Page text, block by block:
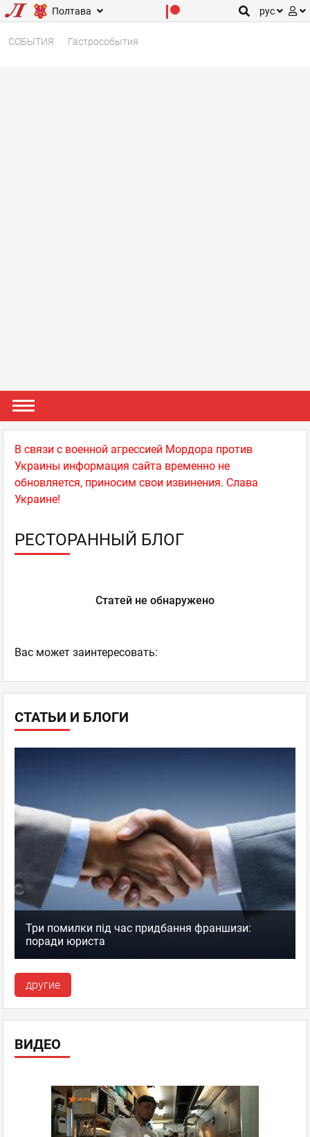
Полтава рус
СОБЫТИЯ Гастрособытия
СТАТЬИ И БЛОГИ
Три помилки під час придбання франшизи:
поради юриста
другие
ВИДЕО
В связи с военной агрессией Мордора против
Украины информация сайта временно не
обновляется, приносим свои извинения. Слава
Украине!
РЕСТОРАННЫЙ БЛОГ
Статей не обнаружено
Ваc может заинтересовать: